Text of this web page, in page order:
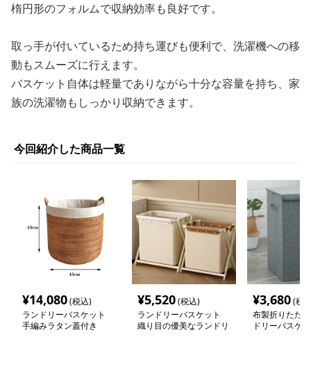
楕円形のフォルムで収納効率も良好です。
取っ手が付いているため持ち運びも便利で、洗濯機への移
動もスムーズに行えます。
バスケット自体は軽量でありながら十分な容量を持ち、家
族の洗濯物もしっかり収納できます。
今回紹介した商品一覧
¥14,080(税込)
ランドリーバスケット
手編みラタン蓋付き
¥5,520(税込)
ランドリーバスケット
織り目の優美なランドリ
¥3,680(税
布製折りたた
ドリーバスケ